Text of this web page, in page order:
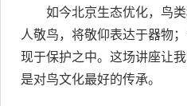
如今北京生态优化，鸟
人敬鸟，将敬仰表达于器物
现于保护之中。这场讲座让
是对鸟文化最好的传承。